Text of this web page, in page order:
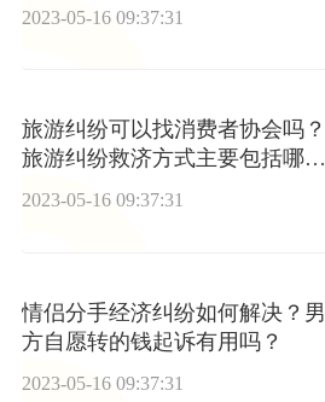
2023-05-16 09:37:31
旅游纠纷可以找消费者协会吗？
旅游纠纷救济方式主要包括哪
些？
2023-05-16 09:37:31
情侣分手经济纠纷如何解决？男
方自愿转的钱起诉有用吗？
2023-05-16 09:37:31